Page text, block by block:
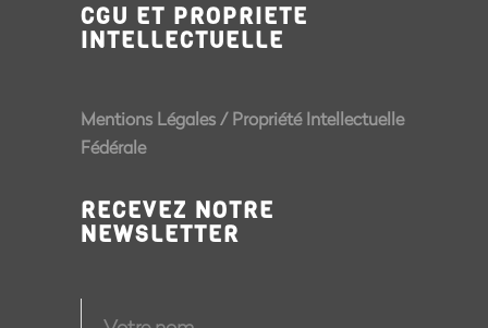
CGU ET PROPRIETE
INTELLECTUELLE
Mentions Légales/Propriété Intellectuelle
Fédérale
RECEVEZ NOTRE
NEWSLETTER